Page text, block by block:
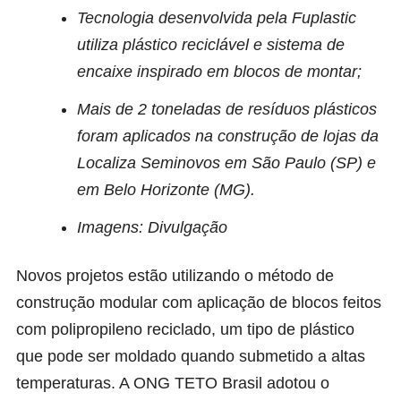
Tecnologia desenvolvida pela Fuplastic
utiliza plástico reciclável e sistema de
encaixe inspirado em blocos de montar;
Mais de 2 toneladas de resíduos plásticos
foram aplicados na construção de lojas da
Localiza Seminovos em São Paulo (SP) e
em Belo Horizonte (MG).
Imagens: Divulgação
Novos projetos estão utilizando o método de
construção modular com aplicação de blocos feitos
com polipropileno reciclado, um tipo de plástico
que pode ser moldado quando submetido a altas
temperaturas. A ONG TETO Brasil adotou o